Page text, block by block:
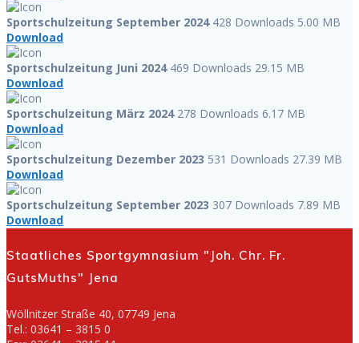
Sportschulzeitung September 2024 428 Downloads 5.00 MB
Download
Sportschulzeitung Juni 2024 469 Downloads 29.15 MB
Download
Sportschulzeitung März 2024 278 Downloads 6.17 MB
Download
Sportschulzeitung Dezember 2023 531 Downloads 27.39 MB
Download
Sportschulzeitung September 2023 307 Downloads 7.89 MB
Download
Staatliches Sportgymnasium "Joh. Chr. Fr.
GutsMuths" Jena
Wöllnitzer Straße 40, 07749 Jena
Tel.: 03641 – 3815 0